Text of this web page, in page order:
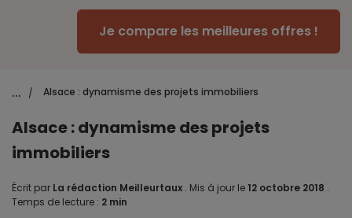
Je compare les meilleures offres !
... / Alsace : dynamisme des projets immobiliers
Alsace : dynamisme des projets
immobiliers
Écrit par La rédaction Meilleurtaux . Mis à jour le 12 octobre 2018 .
Temps de lecture : 2 min